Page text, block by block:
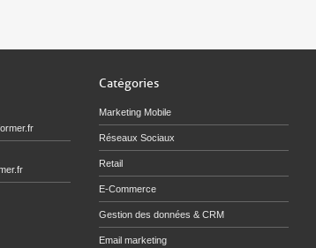
Catégories
Marketing Mobile
Réseaux Sociaux
Retail
E-Commerce
Gestion des données & CRM
Email marketing